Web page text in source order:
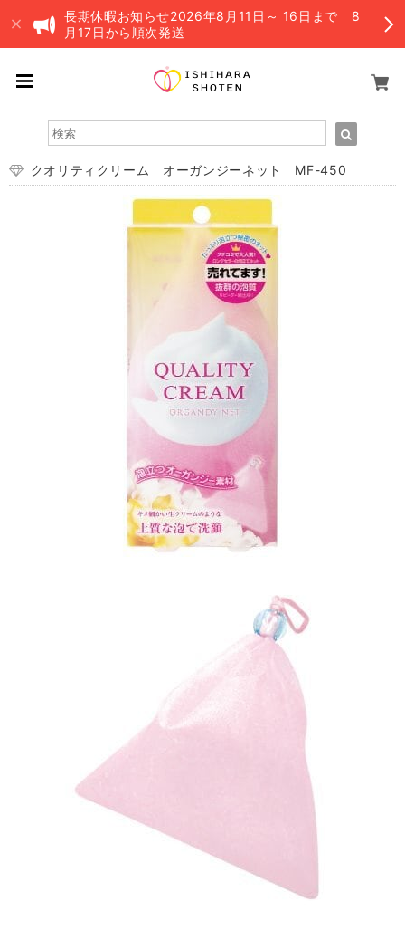
長期休暇お知らせ2026年8月11日～ 16日まで 8
月17日から順次発送
クオリティクリーム オーガンジーネット MF-450